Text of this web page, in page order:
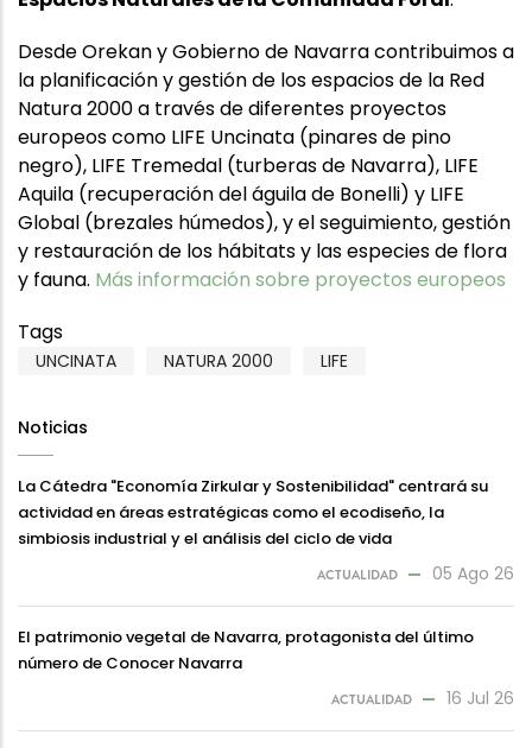
Desde Orekan y Gobierno de Navarra contribuimos a
la planificación y gestión de los espacios de la Red
Natura 2000 a través de diferentes proyectos
europeos como LIFE Uncinata (pinares de pino
negro), LIFE Tremedal (turberas de Navarra), LIFE
Aquila (recuperación del águila de Bonelli) y LIFE
Global (brezales húmedos), y el seguimiento, gestión
y restauración de los hábitats y las especies de flora
y fauna. Más información sobre proyectos europeos
Tags
UNCINATA NATURA 2000 LIFE
Noticias
La Cátedra "Economía Zirkular y Sostenibilidad" centrará su
actividad en áreas estratégicas como el ecodiseño, la
simbiosis industrial y el análisis del ciclo de vida
ACTUALIDAD 05 Ago 26
El patrimonio vegetal de Navarra, protagonista del último
número de Conocer Navarra
ACTUALIDAD 16 Jul 26